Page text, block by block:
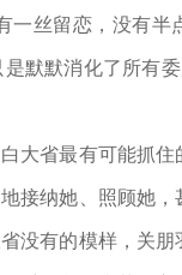
一丝留恋，没有半
默默消化了所有委
大省最有可能抓
接纳她、照顾她，
没有的模样，关朋